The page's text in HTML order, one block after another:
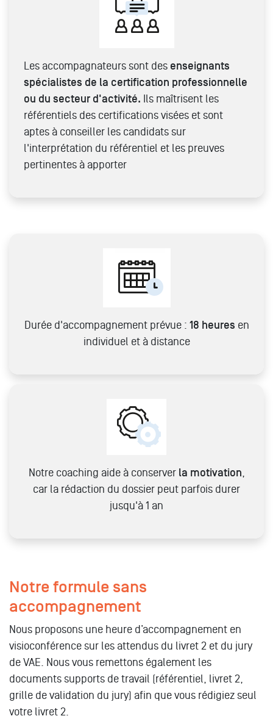
Les accompagnateurs sont des enseignants
spécialistes de la certification professionnelle
ou du secteur d'activité. Ils maîtrisent les
référentiels des certifications visées et sont
aptes à conseiller les candidats sur
l'interprétation du référentiel et les preuves
pertinentes à apporter
Durée d'accompagnement prévue : 18 heures en
individuel et à distance
Notre coaching aide à conserverla motivation
car la rédaction du dossier peut parfois durer
jusqu'à 1 an
Notre formule sans
accompagnement
Nous proposons une heure d’accompagnement en
visioconférence sur les attendus du livret 2 et du jury
de VAE. Nous vous remettons également les
documents supports de travail (référentiel, livret 2,
grille de validation du jury) afin que vous rédigiez seul
votre livret 2.